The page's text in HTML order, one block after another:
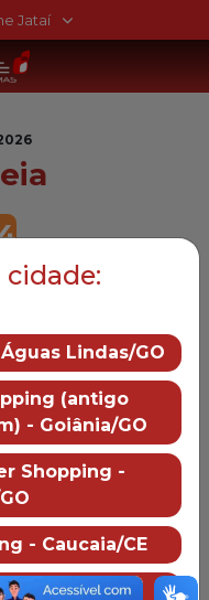
Jataí
Ação
Pictures
Trailer
A Odisseia
chegar
cidade:
Lindas/GO
(antigo
- Goiânia/GO
Shopping -
- Caucaia/CE
GO